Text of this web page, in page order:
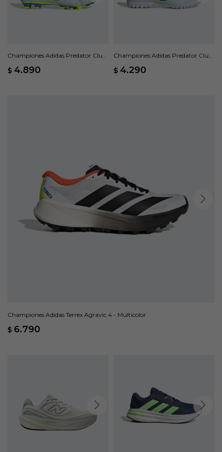
Championes Adidas Predator Club
$ 4.890
Championes Adidas Predator Club
$ 4.290
Championes Adidas Terrex Agravic 4 - Multicolor
$ 6.790